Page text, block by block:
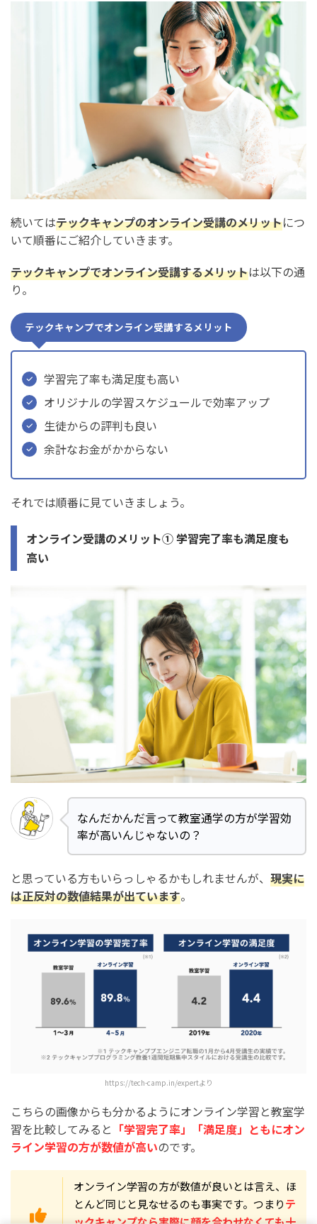
続いてはテックキャンプのオンライン受講のメリットにつ
いて順番にご紹介していきます。
テックキャンプでオンライン受講するメリットは以下の通
り。
テックキャンプでオンライン受講するメリット
学習完了率も満足度も高い
オリジナルの学習スケジュールで効率アップ
生徒からの評判も良い
余計なお金がかからない
それでは順番に見ていきましょう。
オンライン受講のメリット① 学習完了率も満足度も
高い
なんだかんだ言って教室通学の方が学習効
率が高いんじゃないの？
と思っている方もいらっしゃるかもしれませんが、 現実に
は正反対の数値結果が出ています。
https://tech-camp.in/expertより
こちらの画像からも分かるようにオンライン学習と教室学
習を比較してみると 「学習完了率」「満足度」ともにオン
ライン学習の方が数値が高いのです。
オンライン学習の方が数値が良いとは言え、ほ
とんど同じと見なせるのも事実です。つまりテ